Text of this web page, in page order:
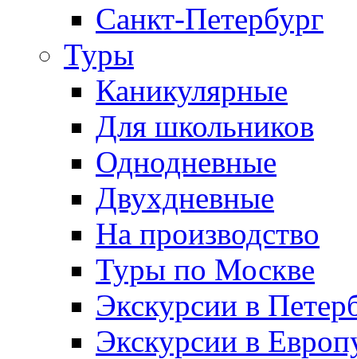
Санкт-Петербург
Туры
Каникулярные
Для школьников
Однодневные
Двухдневные
На производство
Туры по Москве
Экскурсии в
Экскурсии в